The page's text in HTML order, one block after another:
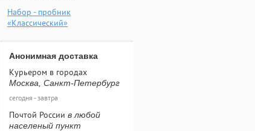
Набор - пробник
«Классический»
Анонимная доставка
Курьером в городах
Москва, Санкт-Петербург
сегодня - завтра
Почтой России в любой
населеный пункт